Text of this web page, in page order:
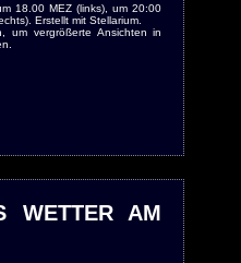
18.00 MEZ (links), um 20:00
Erstellt mit Stellarium.
um vergrößerte Ansichten in
WETTER AM